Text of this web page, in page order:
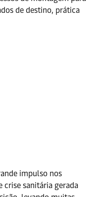
de destino, prática
impulso nos
crise sanitária gerada